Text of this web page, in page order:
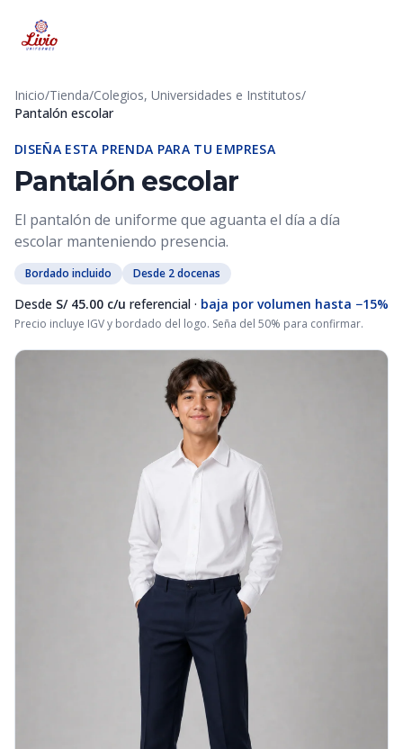
Inicio/Tienda/Colegios, Universidades e Institutos/
Pantalón escolar
DISEÑA ESTA PRENDA PARA TU EMPRESA
Pantalón escolar
El pantalón de uniforme que aguanta el día a día
escolar manteniendo presencia.
Bordado incluido Desde 2 docenas
Desde S/ 45.00 c/u referencial · baja por volumen hasta −15%
Precio incluye IGV y bordado del logo. Seña del 50% para confirmar.